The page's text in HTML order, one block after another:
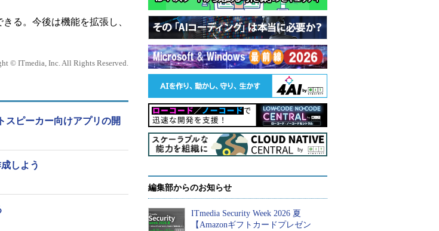
る。今後は機能を拡張し、
© ITmedia, Inc. All Rights Reserved.
スピーカー向けアプリの開
しよう
編集部からのお知らせ
ITmedia Security Week 2026 夏
【Amazonギフトカードプレゼン